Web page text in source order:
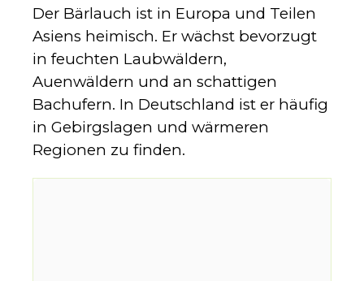
Der Bärlauch ist in Europa und Teilen
Asiens heimisch. Er wächst bevorzugt
in feuchten Laubwäldern,
Auenwäldern und an schattigen
Bachufern. In Deutschland ist er häufig
in Gebirgslagen und wärmeren
Regionen zu finden.